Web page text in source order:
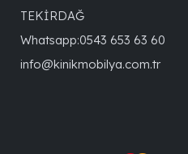
TEKİRDAĞ
Whatsapp:0543 653 63 60
info@kinikmobilya.com.tr